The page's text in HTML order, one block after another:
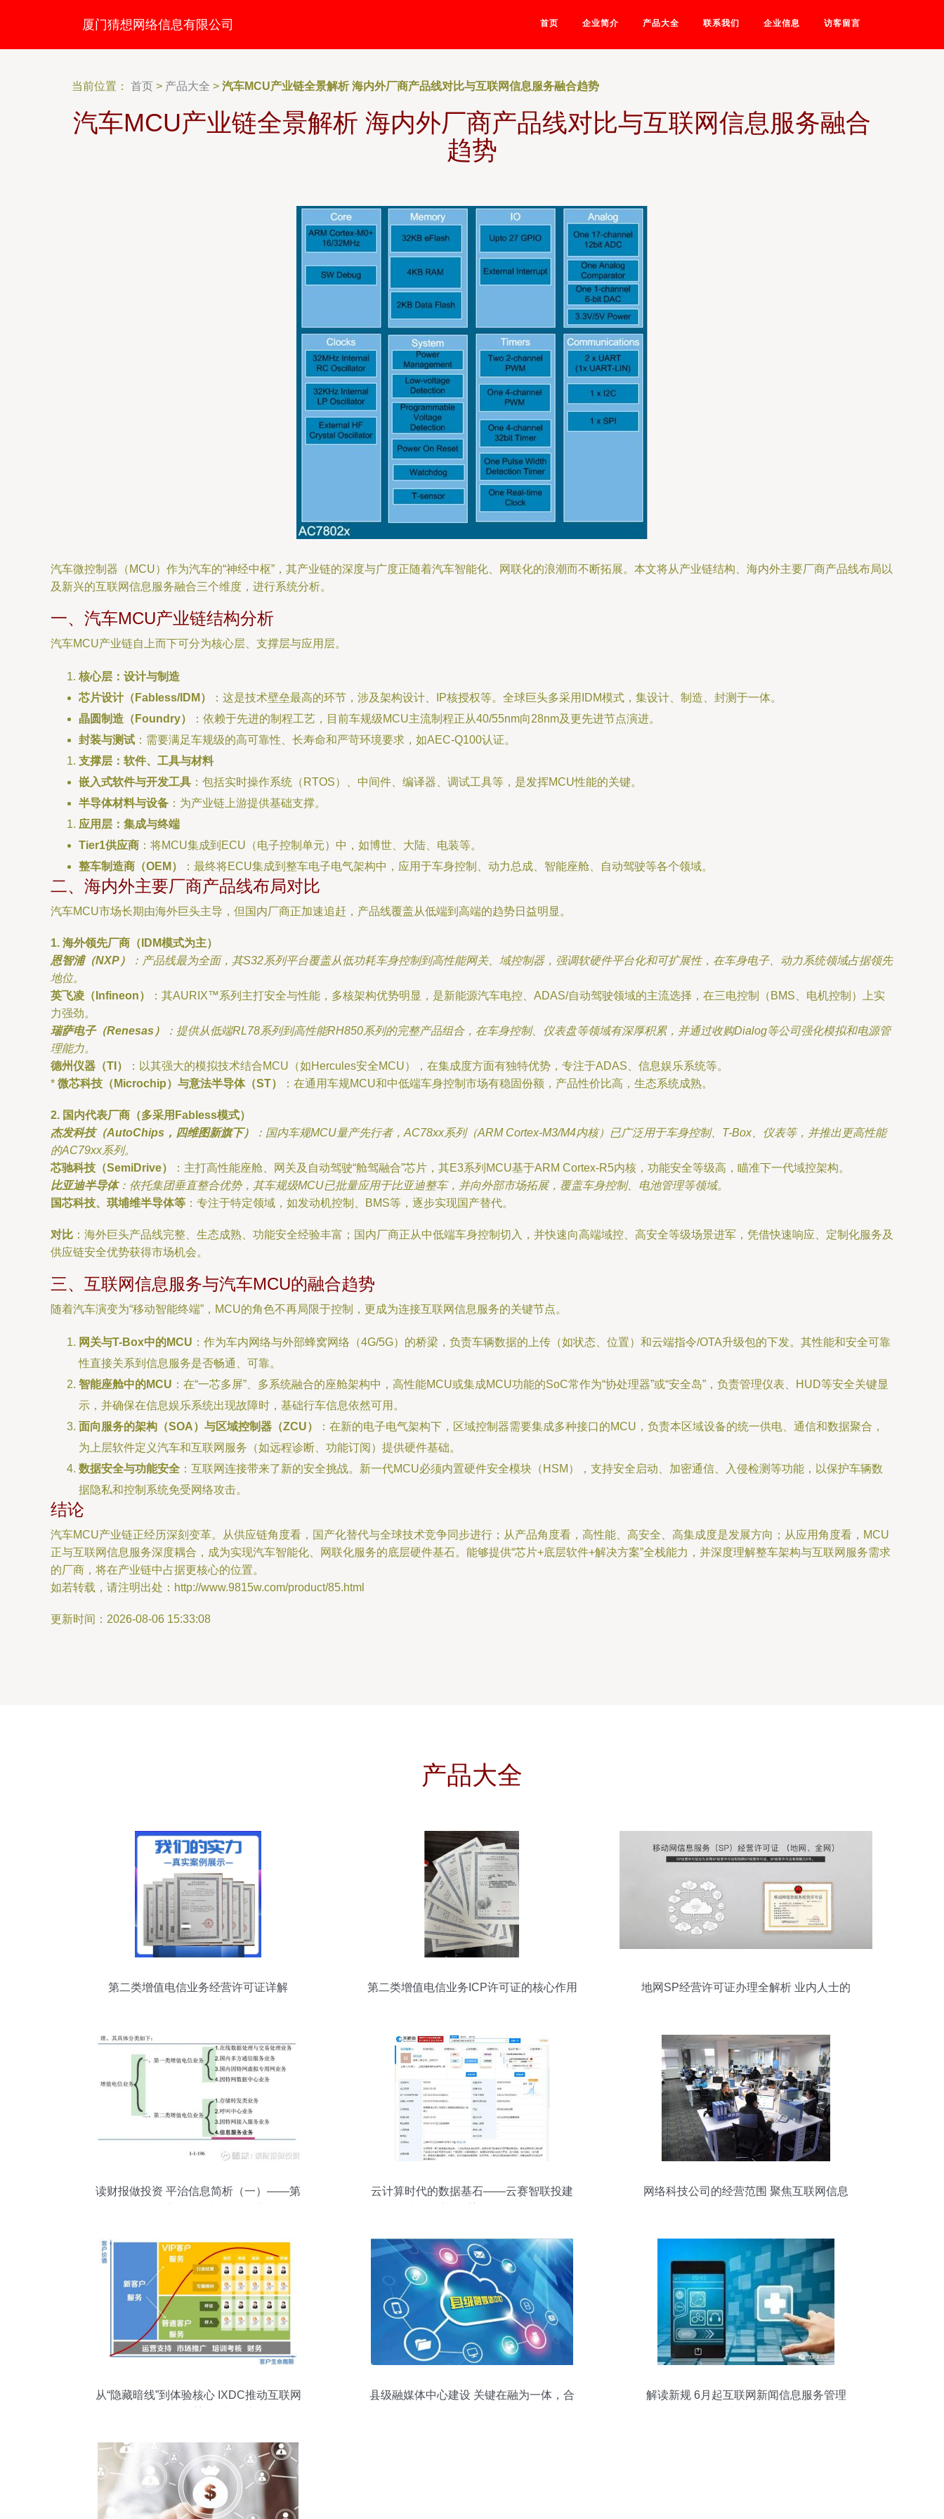
厦门猜想网络信息有限公司 首页 企业简介 产品大全 联系我们 企业信息 访客留言
当前位置： 首页 > 产品大全 > 汽车MCU产业链全景解析 海内外厂商产品线对比与互联网信息服务融合趋势
汽车MCU产业链全景解析 海内外厂商产品线对比与互联网信息服务融合
趋势
汽车微控制器（MCU）作为汽车的“神经中枢”，其产业链的深度与广度正随着汽车智能化、网联化的浪潮而不断拓展。本文将从产业链结构、海内外主要厂商产品线布局以
及新兴的互联网信息服务融合三个维度，进行系统分析。
一、汽车MCU产业链结构分析
汽车MCU产业链自上而下可分为核心层、支撑层与应用层。
核心层：设计与制造
芯片设计（Fabless/IDM）
：这是技术壁垒最高的环节，涉及架构设计、IP核授权等。全球巨头多采用IDM模式，集设计、制造、封测于一体。
晶圆制造（Foundry）
：依赖于先进的制程工艺，目前车规级MCU主流制程正从40/55nm向28nm及更先进节点演进。
封装与测试 ：需要满足车规级的高可靠性、长寿命和严苛环境要求，如AEC-Q100认证。
支撑层：软件、工具与材料
嵌入式软件与开发工具 ：包括实时操作系统（RTOS）、中间件、编译器、调试工具等，是发挥MCU性能的关键。
半导体材料与设备 ：为产业链上游提供基础支撑。
应用层：集成与终端
Tier1供应商 ：将MCU集成到ECU（电子控制单元）中，如博世、大陆、电装等。
整车制造商（OEM）
：最终将ECU集成到整车电子电气架构中，应用于车身控制、动力总成、智能座舱、自动驾驶等各个领域。
二、海内外主要厂商产品线布局对比
汽车MCU市场长期由海外巨头主导，但国内厂商正加速追赶，产品线覆盖从低端到高端的趋势日益明显。
1. 海外领先厂商（IDM模式为主）
恩智浦（NXP）
：产品线最为全面，其S32系列平台覆盖从低功耗车身控制到高性能网关、域控制器，强调软硬件平台化和可扩展性，在车身电子、动力系统领域占据领先
地位。
英飞凌（Infineon）
：其AURIX™系列主打安全与性能，多核架构优势明显，是新能源汽车电控、ADAS/自动驾驶领域的主流选择，在三电控制（BMS、电机控制）上实
力强劲。
瑞萨电子（Renesas）
：提供从低端RL78系列到高性能RH850系列的完整产品组合，在车身控制、仪表盘等领域有深厚积累，并通过收购Dialog等公司强化模拟和电源管
理能力。
德州仪器（TI）
：以其强大的模拟技术结合MCU（如Hercules安全MCU），在集成度方面有独特优势，专注于ADAS、信息娱乐系统等。
* 微芯科技（Microchip）与意法半导体（ST） ：在通用车规MCU和中低端车身控制市场有稳固份额，产品性价比高，生态系统成熟。
2. 国内代表厂商（多采用Fabless模式）
杰发科技（AutoChips，四维图新旗下）
：国内车规MCU量产先行者，AC78xx系列（ARM Cortex-M3/M4内核）已广泛用于车身控制、T-Box、仪表等，并推出更高性能
的AC79xx系列。
芯驰科技（SemiDrive）
：主打高性能座舱、网关及自动驾驶“舱驾融合”芯片，其E3系列MCU基于ARM Cortex-R5内核，功能安全等级高，瞄准下一代域控架构。
比亚迪半导体：依托集团垂直整合优势，其车规级MCU已批量应用于比亚迪整车，并向外部市场拓展，覆盖车身控制、电池管理等领域。
国芯科技、琪埔维半导体等 ：专注于特定领域，如发动机控制、BMS等，逐步实现国产替代。
对比 ：海外巨头产品线完整、生态成熟、功能安全经验丰富；国内厂商正从中低端车身控制切入，并快速向高端域控、高安全等级场景进军，凭借快速响应、定制化服务及
供应链安全优势获得市场机会。
三、互联网信息服务与汽车MCU的融合趋势
随着汽车演变为“移动智能终端”，MCU的角色不再局限于控制，更成为连接互联网信息服务的关键节点。
网关与T-Box中的MCU ：作为车内网络与外部蜂窝网络（4G/5G）的桥梁，负责车辆数据的上传（如状态、位置）和云端指令/OTA升级包的下发。其性能和安全可靠
性直接关系到信息服务是否畅通、可靠。
智能座舱中的MCU ：在“一芯多屏”、多系统融合的座舱架构中，高性能MCU或集成MCU功能的SoC常作为“协处理器”或“安全岛”，负责管理仪表、HUD等安全关键显
示，并确保在信息娱乐系统出现故障时，基础行车信息依然可用。
面向服务的架构（SOA）与区域控制器（ZCU）
：在新的电子电气架构下，区域控制器需要集成多种接口的MCU，负责本区域设备的统一供电、通信和数据聚合，
为上层软件定义汽车和互联网服务（如远程诊断、功能订阅）提供硬件基础。
数据安全与功能安全 ：互联网连接带来了新的安全挑战。新一代MCU必须内置硬件安全模块（HSM），支持安全启动、加密通信、入侵检测等功能，以保护车辆数
据隐私和控制系统免受网络攻击。
结论
汽车MCU产业链正经历深刻变革。从供应链角度看，国产化替代与全球技术竞争同步进行；从产品角度看，高性能、高安全、高集成度是发展方向；从应用角度看，MCU
正与互联网信息服务深度耦合，成为实现汽车智能化、网联化服务的底层硬件基石。能够提供“芯片+底层软件+解决方案”全栈能力，并深度理解整车架构与互联网服务需求
的厂商，将在产业链中占据更核心的位置。
如若转载，请注明出处：http://www.9815w.com/product/85.html
更新时间：2026-08-06 15:33:08
产品大全
第二类增值电信业务经营许可证详解
第二类增值电信业务ICP许可证的核心作用
地网SP经营许可证办理全解析 业内人士的
读财报做投资 平治信息简析（一）——第
云计算时代的数据基石——云赛智联投建
网络科技公司的经营范围 聚焦互联网信息
从“隐藏暗线”到体验核心 IXDC推动互联网
县级融媒体中心建设 关键在融为一体，合
解读新规 6月起互联网新闻信息服务管理